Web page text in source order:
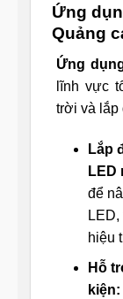
Ứng
Quảng
Ứng
lĩnh vực
trời và lắp
Lắp
LED
để
hiệu
Hỗ
kiện: